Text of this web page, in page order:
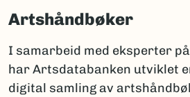
Artshåndbøker
I samarbeid med eksperter
har Artsdatabanken utviklet
digital samling av